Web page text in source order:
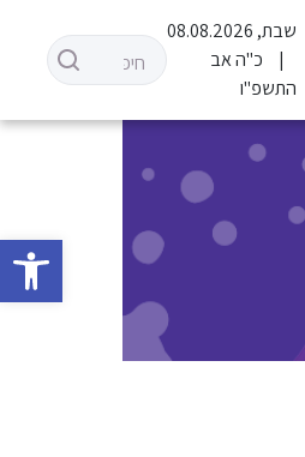
פתח
שבת, 08.08.2026
כ"ה אב
התשפ"ו